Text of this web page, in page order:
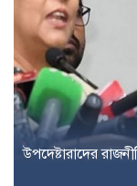
উপদেষ্টারাদের